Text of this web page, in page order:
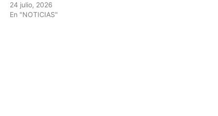
24 julio, 2026
En "NOTICIAS"